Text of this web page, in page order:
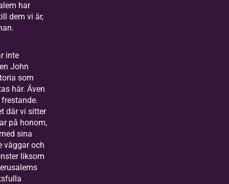
har
dem vi är,
inte
John
som
här. Även
där vi sitter
på honom,
sina
väggar och
liksom